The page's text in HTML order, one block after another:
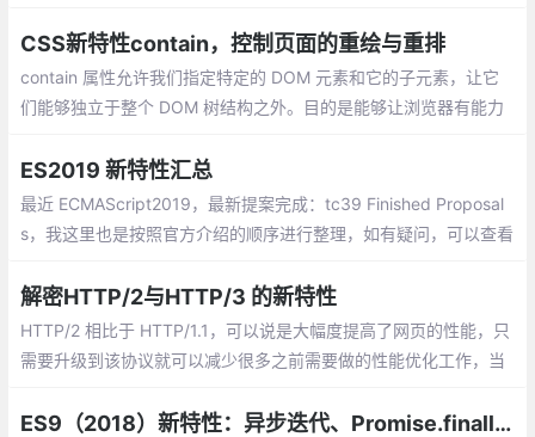
绍，希望可以帮助大家快速了解新版本
CSS新特性contain，控制页面的重绘与重排
contain 属性允许我们指定特定的 DOM 元素和它的子元素，让它
们能够独立于整个 DOM 树结构之外。目的是能够让浏览器有能力
ES2019 新特性汇总
最近 ECMAScript2019，最新提案完成：tc39 Finished Proposal
s，我这里也是按照官方介绍的顺序进行整理，如有疑问，可以查看
一起看哈。
解密HTTP/2与HTTP/3 的新特性
HTTP/2 相比于 HTTP/1.1，可以说是大幅度提高了网页的性能，只
需要升级到该协议就可以减少很多之前需要做的性能优化工作，当
一。
ES9（2018）新特性：异步迭代、Promise.finally、Rest/Spread等